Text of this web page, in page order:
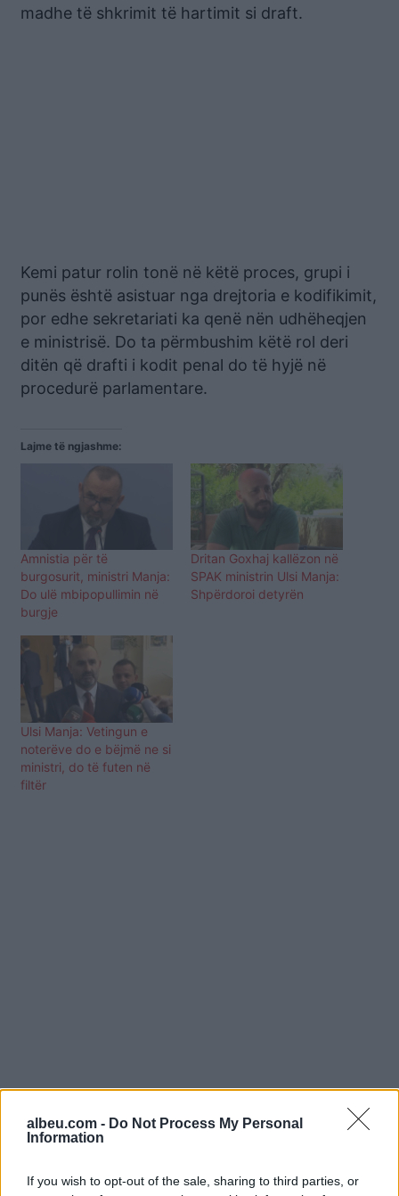
albeu.com - Do Not Process My Personal
Information
If you wish to opt-out of the sale, sharing to third parties, or
madhe të shkrimit të hartimit si draft.
Kemi patur rolin tonë në këtë proces, grupi i
punës është asistuar nga drejtoria e kodifikimit,
por edhe sekretariati ka qenë nën udhëheqjen
e ministrisë. Do ta përmbushim këtë rol deri
ditën që drafti i kodit penal do të hyjë në
procedurë parlamentare.
Lajme të ngjashme:
Amnistia për të
burgosurit, ministri Manja:
Do ulë mbipopullimin në
burgje
Dritan Goxhaj kallëzon në
SPAK ministrin Ulsi Manja:
Shpërdoroi detyrën
Ulsi Manja: Vetingun e
noterëve do e bëjmë ne si
ministri, do të futen në
filtër
Shtuarmë4.09.2025 11:55
Tags:
drafti i ri , kodi penal , Ulsi Manja